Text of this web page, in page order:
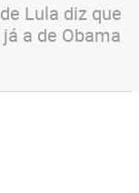
Lula diz que
a de Obama